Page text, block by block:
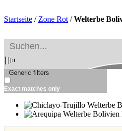
Startseite / Zone Rot /Welterbe
Generic filters
Exact matches only